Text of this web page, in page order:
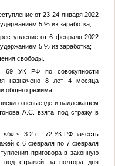
от 23-24 января 2022
5 % из заработка;
от 6 февраля 2022
5 % из заработка;
свободы.
УК РФ по совокупности
назначено 8 лет 4 месяца
общего режима.
о невыезде и надлежащем
А.С. взята под стражу в
«б» ч. 3.2 ст. 72 УК РФ зачесть
с 6 февраля по 7 февраля
приговора в законную
под стражей за полтора дня